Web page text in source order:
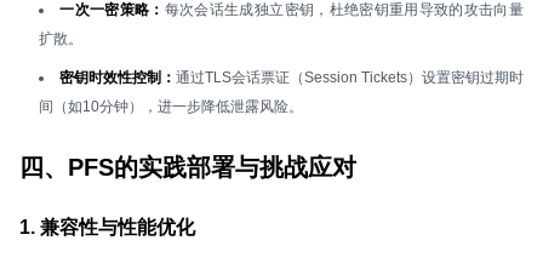
一次一密策略： 每次会话生成独立密钥，杜绝密钥重用导致的攻击向量
扩散。
密钥时效性控制： 通过TLS会话票证（Session Tickets）设置密钥过期时
间（如10分钟），进一步降低泄露风险。
四、PFS的实践部署与挑战应对
1. 兼容性与性能优化